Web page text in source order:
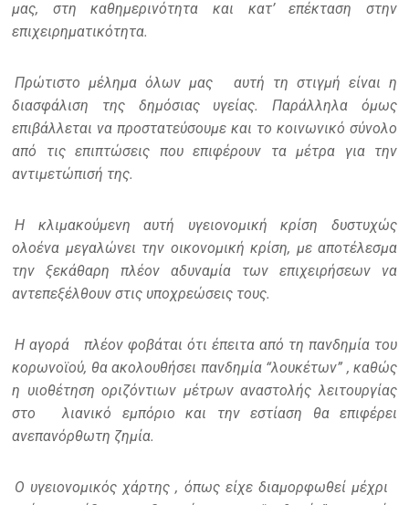
μας, στη καθημερινότητα και κατ’ επέκταση στην
επιχειρηματικότητα.
Πρώτιστο μέλημα όλων μας
αυτή τη στιγμή είναι η
διασφάλιση της δημόσιας υγείας. Παράλληλα όμως
επιβάλλεται να προστατεύσουμε και το κοινωνικό σύνολο
από τις επιπτώσεις που επιφέρουν τα μέτρα για την
αντιμετώπισή της.
Η κλιμακούμενη αυτή υγειονομική κρίση δυστυχώς
ολοένα μεγαλώνει την οικονομική κρίση, με αποτέλεσμα
την ξεκάθαρη πλέον αδυναμία των επιχειρήσεων να
αντεπεξέλθουν στις υποχρεώσεις τους.
Η αγορά
πλέον φοβάται ότι έπειτα από τη πανδημία του
κορωνοϊού, θα ακολουθήσει πανδημία “λουκέτων” , καθώς
η υιοθέτηση οριζόντιων μέτρων αναστολής λειτουργίας
στο
λιανικό εμπόριο και την εστίαση θα επιφέρει
ανεπανόρθωτη ζημία.
Ο υγειονομικός χάρτης , όπως είχε διαμορφωθεί μέχρι